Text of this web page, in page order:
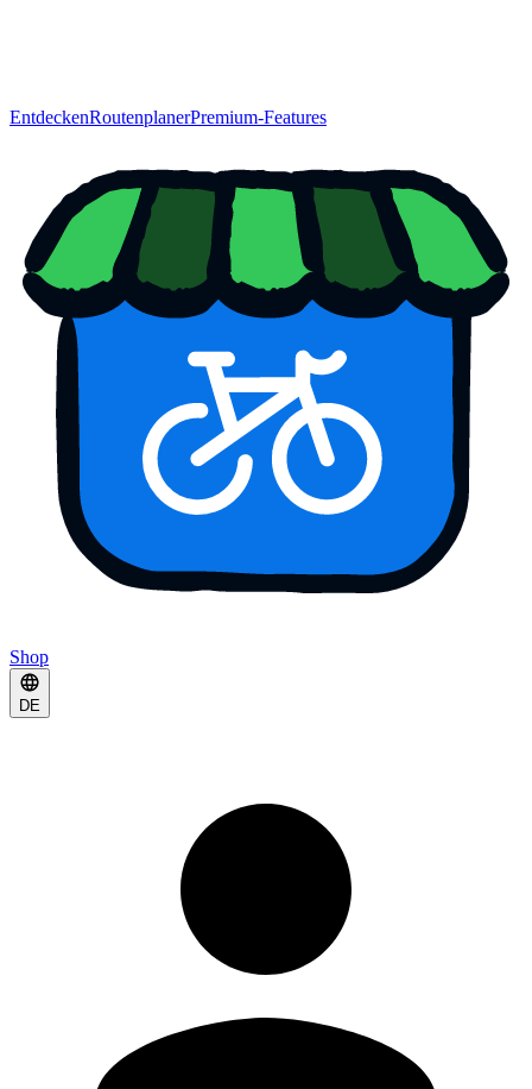
EntdeckenRoutenplanerPremium-Features
Shop
DE